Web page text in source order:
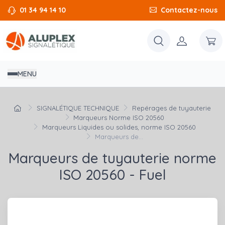
01 34 94 14 10 Contactez-nous
MENU
SIGNALÉTIQUE TECHNIQUE
Repérages de tuyauterie
Marqueurs Norme ISO 20560
Marqueurs Liquides ou solides, norme ISO 20560
Marqueurs de...
Marqueurs de tuyauterie norme
ISO 20560 - Fuel